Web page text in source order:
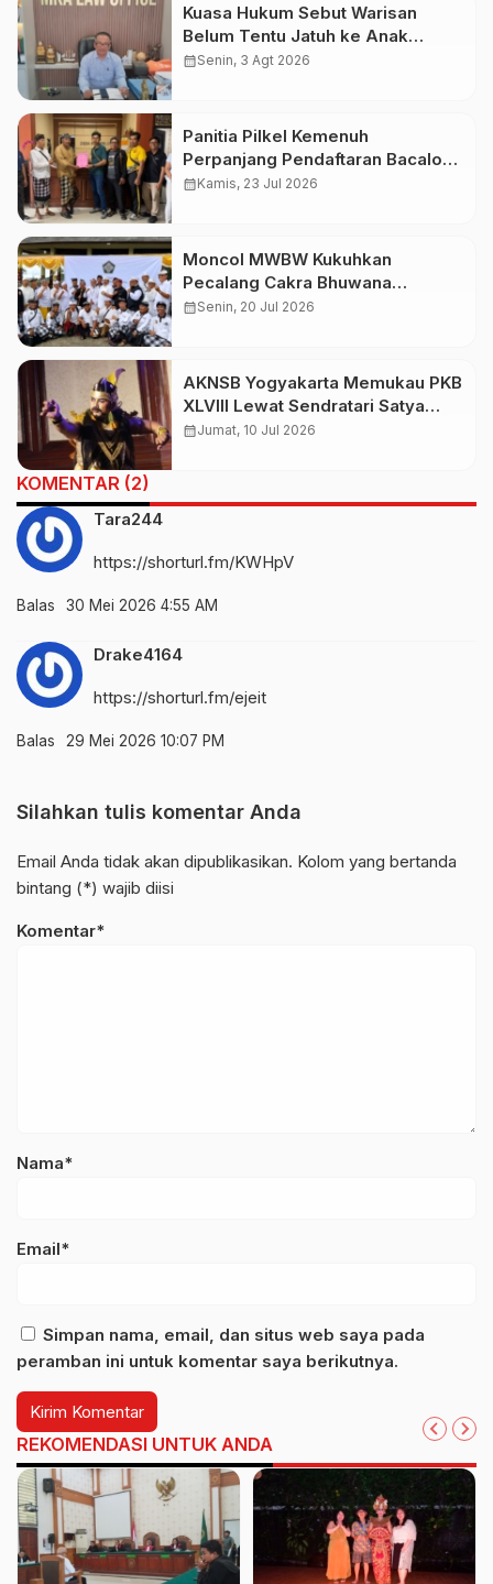
Kuasa Hukum Sebut Warisan
Belum Tentu Jatuh ke Anak
Kandung, Jero Mangku “Merusak
calendar_monthSenin, 3 Agt 2026
Panitia Pilkel Kemenuh
Perpanjang Pendaftaran Bacalon
Perbekel
calendar_monthKamis, 23 Jul 2026
Moncol MWBW Kukuhkan
Pecalang Cakra Bhuwana
Nusantara
calendar_monthSenin, 20 Jul 2026
AKNSB Yogyakarta Memukau PKB
XLVIII Lewat Sendratari Satya
Paramartha, Kisah Bratasena
calendar_monthJumat, 10 Jul 2026
KOMENTAR (2)
Tara244
https://shorturl.fm/KWHpV
Balas 30 Mei 2026 4:55 AM
Drake4164
https://shorturl.fm/ejeit
Balas 29 Mei 2026 10:07 PM
Silahkan tulis komentar Anda
Email Anda tidak akan dipublikasikan. Kolom yang bertanda
bintang (*) wajib diisi
Komentar*
Nama*
Email*
Simpan nama, email, dan situs web saya pada
peramban ini untuk komentar saya berikutnya.
REKOMENDASI UNTUK ANDA